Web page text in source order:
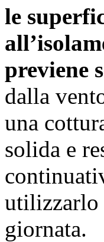
le
previene
dalla
una
solida e
utilizzarlo
giornata.